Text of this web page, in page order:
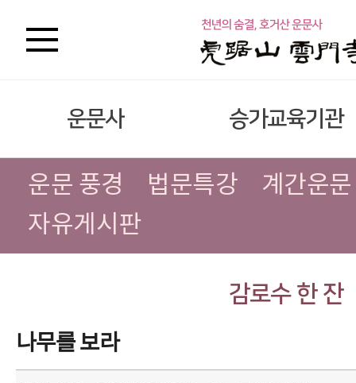
운문사 승가교육기관
운문 풍경 법문특강
계간운문
자유게시판
감로수 한 잔
나무를 보라